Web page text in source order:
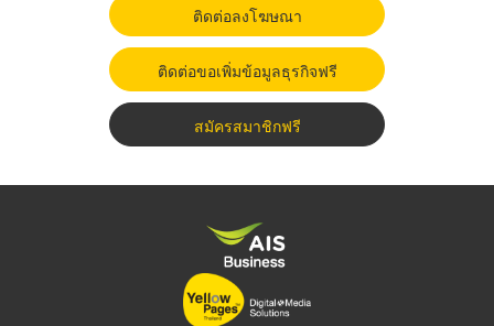
ติดต่อลงโฆษณา
ติดต่อขอเพิ่มข้อมูลธุรกิจฟรี
สมัครสมาชิกฟรี